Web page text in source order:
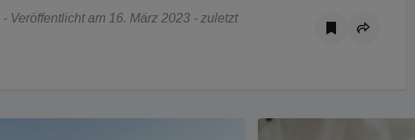
Veröffentlicht am 16. März 2023 - zuletzt